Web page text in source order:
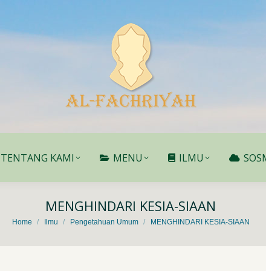
TENTANG KAMI MENU ILMU
MENGHINDARI KESIA-SIAAN
You are here:
Home Ilmu Pengetahuan Umum MENGHINDARI KESIA-SIAAN
TENTANG KAMI MENU